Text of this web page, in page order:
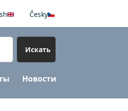
Česky
Искать
Новости